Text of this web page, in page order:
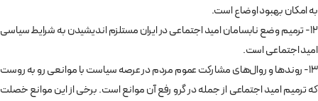
به امکان بهبود اوضاع است.
12- ترمیم وضع نابسامان امید اجتماعی در ایران مستلزم اندیشیدن به شرایط سیاسی
امید اجتماعی است.
13- روندها و روال‌های مشارکت عموم مردم در عرصه سیاست با موانعی رو به روست
که ترمیم امید اجتماعی از جمله در گرو رفع آن موانع است. برخی از این موانع خصلت